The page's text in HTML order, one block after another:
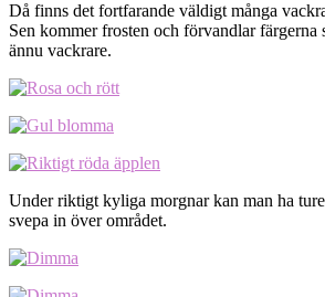
Då finns det fortfarande väldigt många
Sen kommer frosten och förvandlar
ännu vackrare.
Under riktigt kyliga morgnar kan man ha
svepa in över området.